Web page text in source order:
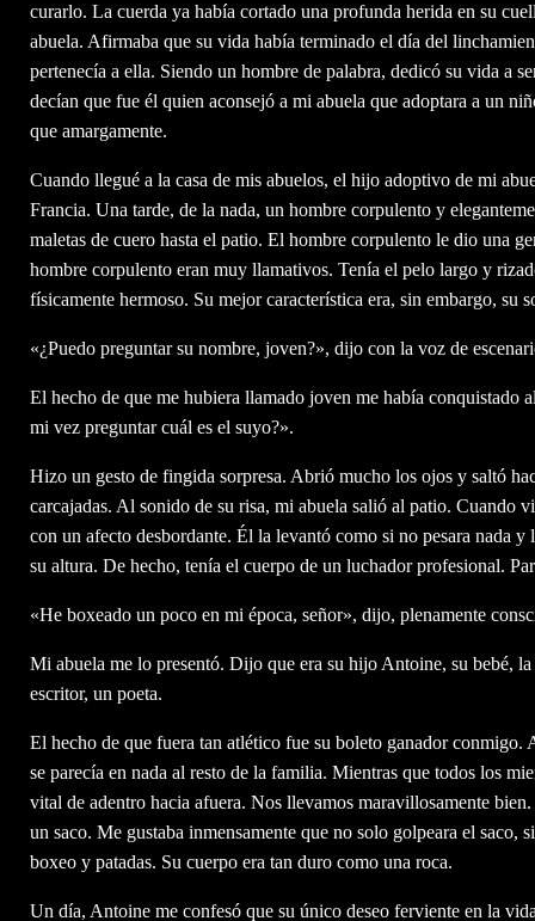
curarlo. La cuerda ya había cortado una profunda herida en su
abuela. Afirmaba que su vida había terminado el día del
pertenecía a ella. Siendo un hombre de palabra, dedicó su vida a
decían que fue él quien aconsejó a mi abuela que adoptara a un
que amargamente.
Cuando llegué a la casa de mis abuelos, el hijo adoptivo de mi
Francia. Una tarde, de la nada, un hombre corpulento y
maletas de cuero hasta el patio. El hombre corpulento le dio una
hombre corpulento eran muy llamativos. Tenía el pelo largo y
físicamente hermoso. Su mejor característica era, sin embargo,
«¿Puedo preguntar su nombre, joven?», dijo con la voz de
El hecho de que me hubiera llamado joven me había conquistado
mi vez preguntar cuál es el suyo?».
Hizo un gesto de fingida sorpresa. Abrió mucho los ojos y saltó
carcajadas. Al sonido de su risa, mi abuela salió al patio. Cuando
con un afecto desbordante. Él la levantó como si no pesara nada
su altura. De hecho, tenía el cuerpo de un luchador profesional.
«He boxeado un poco en mi época, señor», dijo, plenamente
Mi abuela me lo presentó. Dijo que era su hijo Antoine, su bebé,
escritor, un poeta.
El hecho de que fuera tan atlético fue su boleto ganador
se parecía en nada al resto de la familia. Mientras que todos los
vital de adentro hacia afuera. Nos llevamos maravillosamente
un saco. Me gustaba inmensamente que no solo golpeara el saco,
boxeo y patadas. Su cuerpo era tan duro como una roca.
Un día, Antoine me confesó que su único deseo ferviente en la